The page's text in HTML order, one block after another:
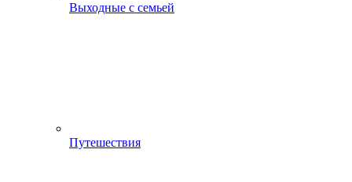
Выходные с семьей
Путешествия